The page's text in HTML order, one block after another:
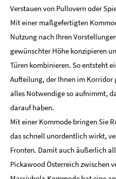
Verstauen von Pullovern oder
Mit einer maßgefertigten
Nutzung nach Ihren
gewünschter Höhe konzipieren
Türen kombinieren. So entsteht
Aufteilung, der Ihnen im Korridor
alles Notwendige so aufnimmt,
darauf haben.
Mit einer Kommode bringen Sie
das schnell unordentlich wirkt,
Fronten. Damit auch äußerlich
Pickawood Österreich zwischen